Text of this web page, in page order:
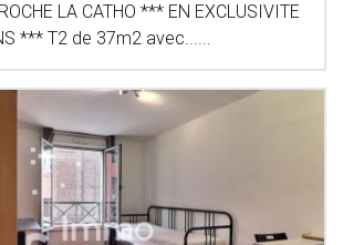
LA CATHO *** EN EXCLUSIVITE
*** T2 de 37m2 avec......